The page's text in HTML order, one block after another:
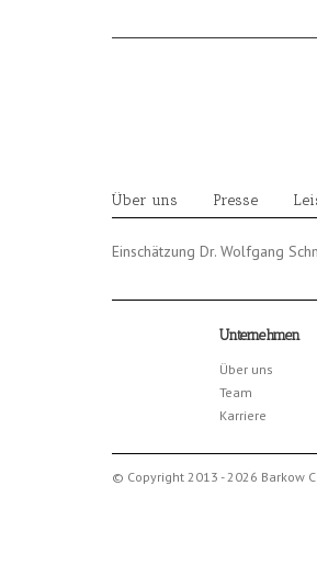
Über uns Presse
Einschätzung Dr. Wolfgang
Unternehmen
Über uns
Team
Karriere
© Copyright 2013 - 2026 Barkow